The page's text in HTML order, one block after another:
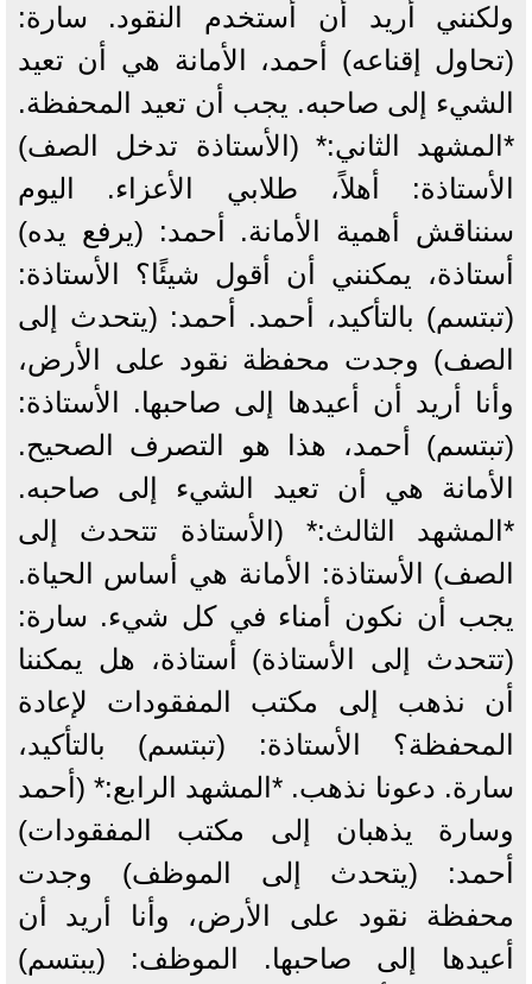
ولكنني أريد أن أستخدم النقود. سارة:
(تحاول إقناعه) أحمد، الأمانة هي أن تعيد
الشيء إلى صاحبه. يجب أن تعيد المحفظة.
*المشهد الثاني:* (الأستاذة تدخل الصف)
الأستاذة: أهلاً، طلابي الأعزاء. اليوم
سنناقش أهمية الأمانة. أحمد: (يرفع يده)
أستاذة، يمكنني أن أقول شيئًا؟ الأستاذة:
(تبتسم) بالتأكيد، أحمد. أحمد: (يتحدث إلى
الصف) وجدت محفظة نقود على الأرض،
وأنا أريد أن أعيدها إلى صاحبها. الأستاذة:
(تبتسم) أحمد، هذا هو التصرف الصحيح.
الأمانة هي أن تعيد الشيء إلى صاحبه.
*المشهد الثالث:* (الأستاذة تتحدث إلى
الصف) الأستاذة: الأمانة هي أساس الحياة.
يجب أن نكون أمناء في كل شيء. سارة:
(تتحدث إلى الأستاذة) أستاذة، هل يمكننا
أن نذهب إلى مكتب المفقودات لإعادة
المحفظة؟ الأستاذة: (تبتسم) بالتأكيد،
سارة. دعونا نذهب. *المشهد الرابع:* (أحمد
وسارة يذهبان إلى مكتب المفقودات)
أحمد: (يتحدث إلى الموظف) وجدت
محفظة نقود على الأرض، وأنا أريد أن
أعيدها إلى صاحبها. الموظف: (يبتسم)